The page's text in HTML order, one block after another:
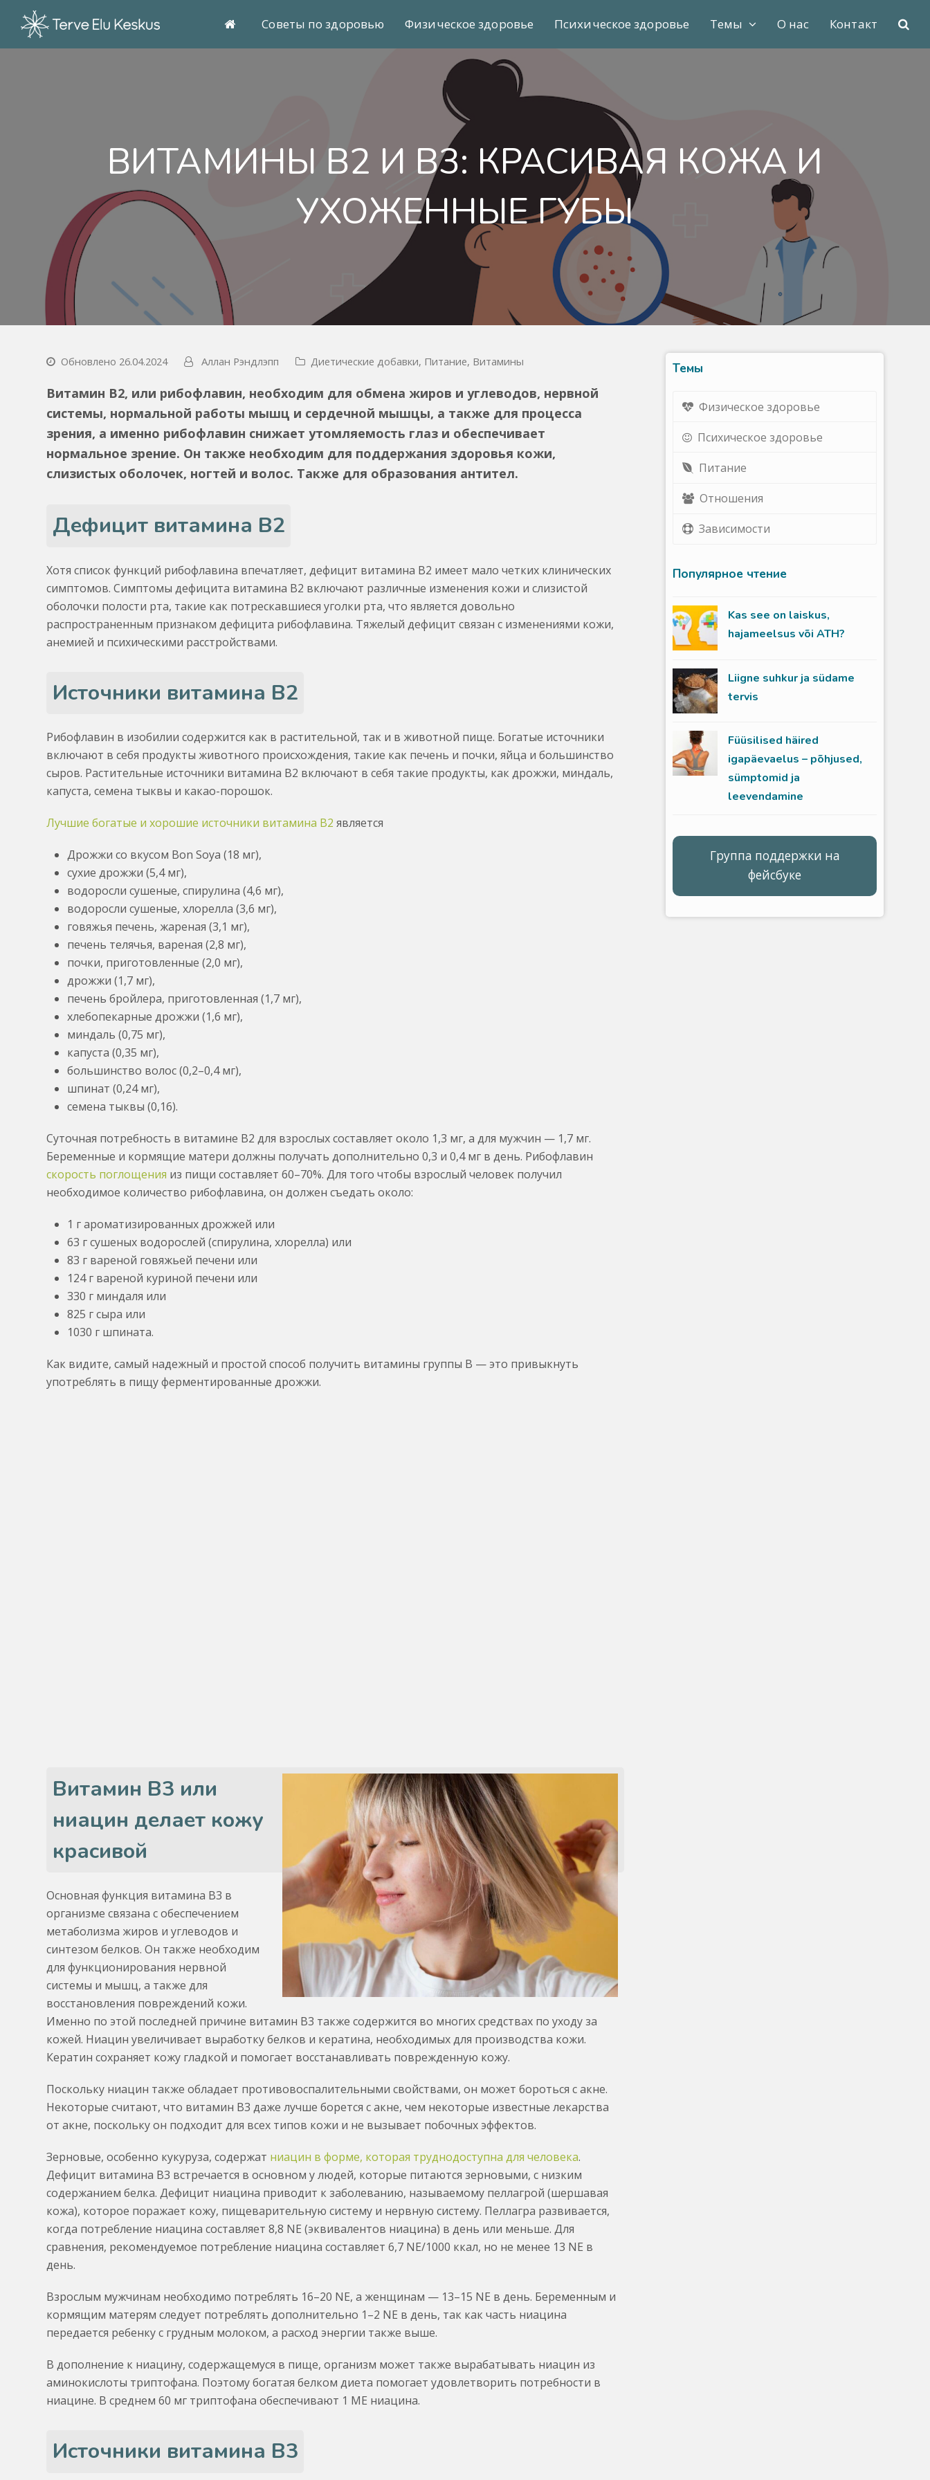
Советы по здоровью Физическое здоровье Психическое здоровье Темы О нас Контакт
ВИТАМИНЫ В2 И В3: КРАСИВАЯ КОЖА И
УХОЖЕННЫЕ ГУБЫ
Обновлено 26.04.2024 Аллан Рэндлэпп Диетические добавки, Питание, Витамины
Витамин В2, или рибофлавин, необходим для обмена жиров и углеводов, нервной
системы, нормальной работы мышц и сердечной мышцы, а также для процесса
зрения, а именно рибофлавин снижает утомляемость глаз и обеспечивает
нормальное зрение. Он также необходим для поддержания здоровья кожи,
слизистых оболочек, ногтей и волос. Также для образования антител.
Дефицит витамина В2
Хотя список функций рибофлавина впечатляет, дефицит витамина B2 имеет мало четких клинических
симптомов. Симптомы дефицита витамина B2 включают различные изменения кожи и слизистой
оболочки полости рта, такие как потрескавшиеся уголки рта, что является довольно
распространенным признаком дефицита рибофлавина. Тяжелый дефицит связан с изменениями кожи,
анемией и психическими расстройствами.
Источники витамина B2
Рибофлавин в изобилии содержится как в растительной, так и в животной пище. Богатые источники
включают в себя продукты животного происхождения, такие как печень и почки, яйца и большинство
сыров. Растительные источники витамина B2 включают в себя такие продукты, как дрожжи, миндаль,
капуста, семена тыквы и какао-порошок.
Лучшие богатые и хорошие источники витамина B2 является
Дрожжи со вкусом Bon Soya (18 мг),
сухие дрожжи (5,4 мг),
водоросли сушеные, спирулина (4,6 мг),
водоросли сушеные, хлорелла (3,6 мг),
говяжья печень, жареная (3,1 мг),
печень телячья, вареная (2,8 мг),
почки, приготовленные (2,0 мг),
дрожжи (1,7 мг),
печень бройлера, приготовленная (1,7 мг),
хлебопекарные дрожжи (1,6 мг),
миндаль (0,75 мг),
капуста (0,35 мг),
большинство волос (0,2–0,4 мг),
шпинат (0,24 мг),
семена тыквы (0,16).
Суточная потребность в витамине В2 для взрослых составляет около 1,3 мг, а для мужчин — 1,7 мг.
Беременные и кормящие матери должны получать дополнительно 0,3 и 0,4 мг в день. Рибофлавин
скорость поглощения из пищи составляет 60–70%. Для того чтобы взрослый человек получил
необходимое количество рибофлавина, он должен съедать около:
1 г ароматизированных дрожжей или
63 г сушеных водорослей (спирулина, хлорелла) или
83 г вареной говяжьей печени или
124 г вареной куриной печени или
330 г миндаля или
825 г сыра или
1030 г шпината.
Как видите, самый надежный и простой способ получить витамины группы В — это привыкнуть
употреблять в пищу ферментированные дрожжи.
Витамин В3 или
ниацин делает кожу
красивой
Основная функция витамина B3 в
организме связана с обеспечением
метаболизма жиров и углеводов и
синтезом белков. Он также необходим
для функционирования нервной
системы и мышц, а также для
восстановления повреждений кожи.
Именно по этой последней причине витамин B3 также содержится во многих средствах по уходу за
кожей. Ниацин увеличивает выработку белков и кератина, необходимых для производства кожи.
Кератин сохраняет кожу гладкой и помогает восстанавливать поврежденную кожу.
Поскольку ниацин также обладает противовоспалительными свойствами, он может бороться с акне.
Некоторые считают, что витамин B3 даже лучше борется с акне, чем некоторые известные лекарства
от акне, поскольку он подходит для всех типов кожи и не вызывает побочных эффектов.
Зерновые, особенно кукуруза, содержат ниацин в форме, которая труднодоступна для человека.
Дефицит витамина B3 встречается в основном у людей, которые питаются зерновыми, с низким
содержанием белка. Дефицит ниацина приводит к заболеванию, называемому пеллагрой (шершавая
кожа), которое поражает кожу, пищеварительную систему и нервную систему. Пеллагра развивается,
когда потребление ниацина составляет 8,8 NE (эквивалентов ниацина) в день или меньше. Для
сравнения, рекомендуемое потребление ниацина составляет 6,7 NE/1000 ккал, но не менее 13 NE в
день.
Взрослым мужчинам необходимо потреблять 16–20 NE, а женщинам — 13–15 NE в день. Беременным и
кормящим матерям следует потреблять дополнительно 1–2 NE в день, так как часть ниацина
передается ребенку с грудным молоком, а расход энергии также выше.
В дополнение к ниацину, содержащемуся в пище, организм может также вырабатывать ниацин из
аминокислоты триптофана. Поэтому богатая белком диета помогает удовлетворить потребности в
ниацине. В среднем 60 мг триптофана обеспечивают 1 МЕ ниацина.
Источники витамина B3
Темы
Физическое здоровье
Психическое здоровье
Питание
Отношения
Зависимости
Популярное чтение
Kas see on laiskus,
hajameelsus või ATH?
Liigne suhkur ja südame
tervis
Füüsilised häired
igapäevaelus – põhjused,
sümptomid ja
leevendamine
Группа поддержки на
фейсбуке